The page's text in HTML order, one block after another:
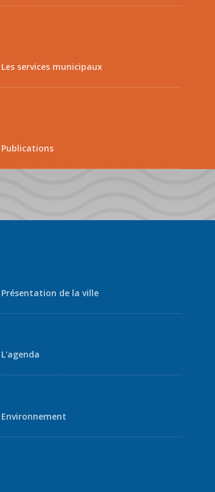
Les services municipaux
Publications
Présentation de la ville
L'agenda
Environnement